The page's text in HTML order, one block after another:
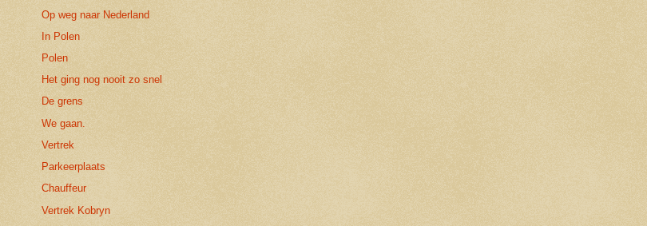
Op weg naar Nederland
In Polen
Polen
Het ging nog nooit zo snel
De grens
We gaan.
Vertrek
Parkeerplaats
Chauffeur
Vertrek Kobryn